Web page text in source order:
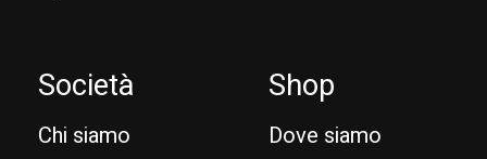
Società
Chi siamo
Shop
Dove siamo